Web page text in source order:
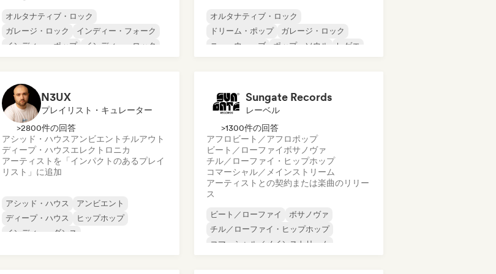
オルタナティブ・ロック
ガレージ・ロック
インディー・フォーク
インディー・ポップ
インディー・ロック
オルタナティブ・ロック
ドリーム・ポップ
ガレージ・ロック
ニューウェーブ
ポップ・ソウル
レゲエ
N3UX
プレイリスト・キュレーター
>2800件の回答
アシッド・ハウスアンビエント チルアウト
ディープ・ハウスエレクトロニカ
アーティストを「インパクトのあるプレイ
リスト」に追加
アシッド・ハウス
アンビエント
ディープ・ハウス
ヒップホップ
インディー・ダンス
Sungate Records
レーベル
>1300件の回答
アフロビート／アフロポップ
ビート／ローファイボサノヴァ
チル／ローファイ・ヒップホップ
コマーシャル／メインストリーム
アーティストとの契約または楽曲のリリー
ス
ビート／ローファイ
ボサノヴァ
チル／ローファイ・ヒップホップ
コマーシャル／メインストリーム